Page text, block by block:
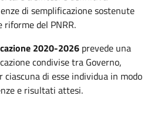
di semplificazione sostenute
del PNRR.
2020-2026 prevede una
condivise tra Governo,
ciascuna di esse individua in modo
e risultati attesi.